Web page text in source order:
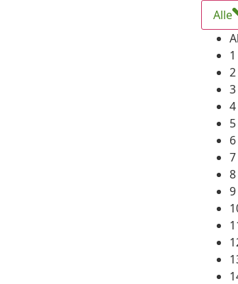
Alle
1
2
3
4
5
6
7
8
9